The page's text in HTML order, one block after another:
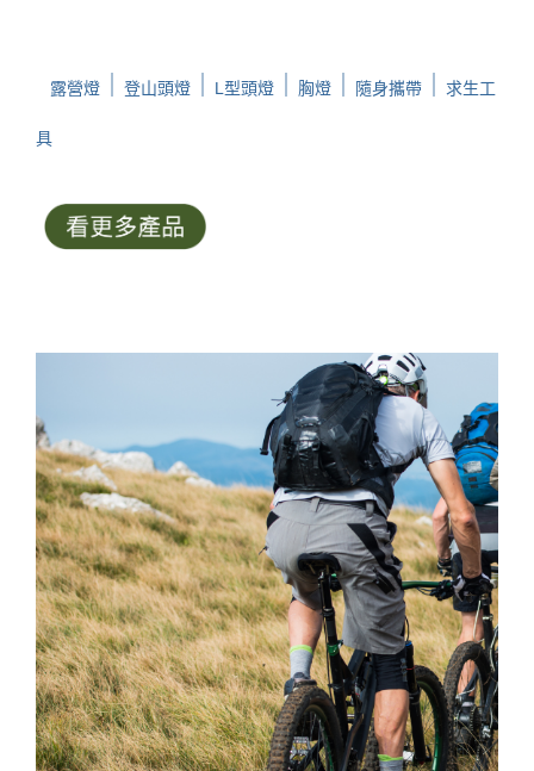
露營燈 登山頭燈 L型頭燈 胸燈 隨身攜帶 求生工
具